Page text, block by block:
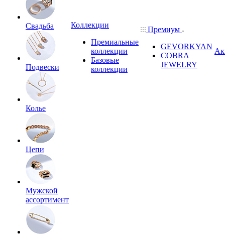
Свадьба
Подвески
Колье
Цепи
Мужской
ассортимент
Коллекции
Премиальные
коллекции
Базовые
коллекции
Премиум
GEVORKYAN
COBRA
JEWELRY